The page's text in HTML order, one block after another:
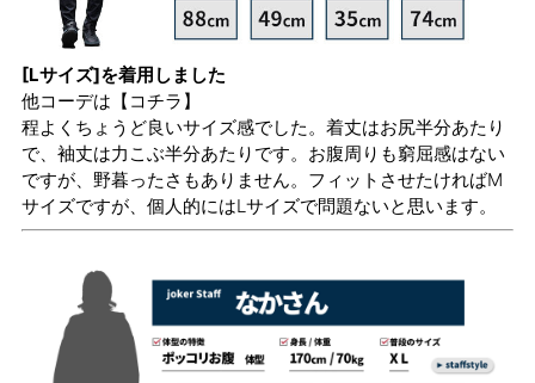
[Lサイズ]を着用しました
他コーデは 【コチラ】
程よくちょうど良いサイズ感でした。着丈はお尻半分あたり
で、袖丈は力こぶ半分あたりです。お腹周りも窮屈感はない
ですが、野暮ったさもありません。フィットさせたければM
サイズですが、個人的にはLサイズで問題ないと思います。